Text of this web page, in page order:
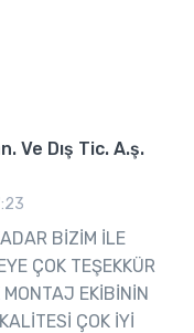
Ve Dış Tic. A.ş.
BİZİM İLE
ÇOK TEŞEKKÜR
EKİBİNİN
ÇOK İYİ